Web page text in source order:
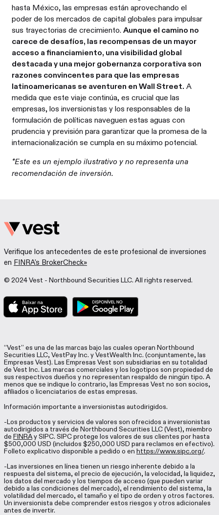
hasta México, las empresas están aprovechando el
poder de los mercados de capital globales para impulsar
sus trayectorias de crecimiento. Aunque el camino no
carece de desafíos, las recompensas de un mayor
acceso a financiamiento, una visibilidad global
destacada y una mejor gobernanza corporativa son
razones convincentes para que las empresas
latinoamericanas se aventuren en Wall Street. A
medida que este viaje continúa, es crucial que las
empresas, los inversionistas y los responsables de la
formulación de políticas naveguen estas aguas con
prudencia y previsión para garantizar que la promesa de la
internacionalización se cumpla en su máximo potencial.
*Este es un ejemplo ilustrativo y no representa una
recomendación de inversión.
Verifique los antecedentes de este profesional de inversiones
en FINRA's BrokerCheck»
© 2024 Vest - Northbound Securities LLC. All rights reserved.
“Vest” es una de las marcas bajo las cuales operan Northbound
Securities LLC, VestPay Inc. y VestWealth Inc. (conjuntamente, las
Empresas Vest). Las Empresas Vest son subsidiarias en su totalidad
de Vest Inc. Las marcas comerciales y los logotipos son propiedad de
sus respectivos dueños y no representan respaldo de ningún tipo. A
menos que se indique lo contrario, las Empresas Vest no son socios,
afiliados o licenciatarios de estas empresas.
Información importante a inversionistas autodirigidos.
-Los productos y servicios de valores son ofrecidos a inversionistas
autodirigidos a través de Northbound Securities LLC (Vest), miembro
de FINRAy SIPC. SIPC protege los valores de sus clientes por hasta
$500,000 USD (incluidos $250,000 USD para reclamos en efectivo).
Folleto explicativo disponible a pedido o en https://www.sipc.org/.
-Las inversiones en línea tienen un riesgo inherente debido a la
respuesta del sistema, el precio de ejecución, la velocidad, la liquidez,
los datos del mercado y los tiempos de acceso (que pueden variar
debido a las condiciones del mercado), el rendimiento del sistema, la
volatilidad del mercado, el tamaño y el tipo de orden y otros factores.
Un inversionista debe comprender estos riesgos y otros adicionales
antes de invertir.